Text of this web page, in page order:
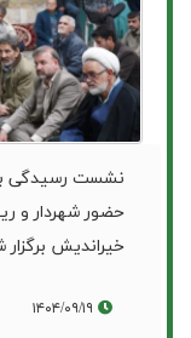
نشست رسیدگی به
حضور شهردار و
خیراندیش برگزار